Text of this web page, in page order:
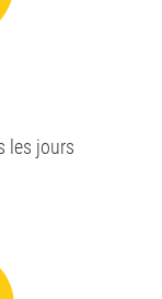
les jours